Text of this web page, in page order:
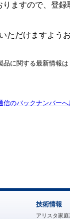
ますので、登
ただけますよう
に関する最新情報は
信のバックナンバーへ
技術情報
アリスタ家庭